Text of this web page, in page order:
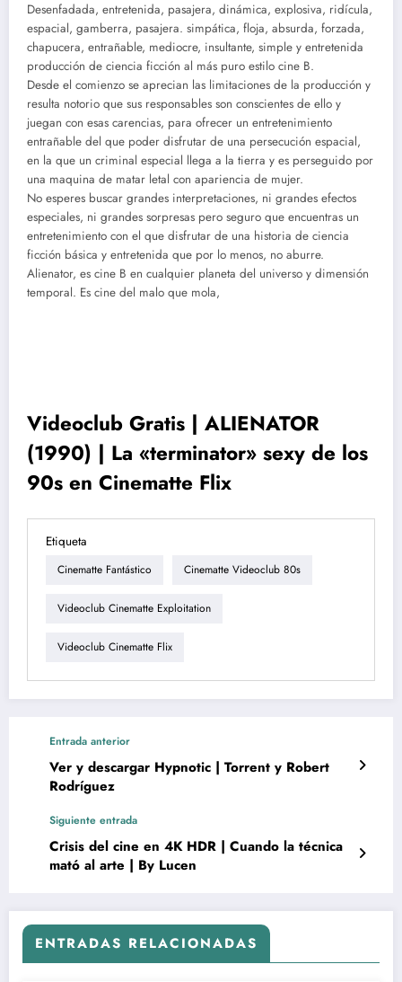
Desenfadada, entretenida, pasajera, dinámica, explosiva, ridícula,
espacial, gamberra, pasajera. simpática, floja, absurda, forzada,
chapucera, entrañable, mediocre, insultante, simple y entretenida
producción de ciencia ficción al más puro estilo cine B.
Desde el comienzo se aprecian las limitaciones de la producción y
resulta notorio que sus responsables son conscientes de ello y
juegan con esas carencias, para ofrecer un entretenimiento
entrañable del que poder disfrutar de una persecución espacial,
en la que un criminal especial llega a la tierra y es perseguido por
una maquina de matar letal con apariencia de mujer.
No esperes buscar grandes interpretaciones, ni grandes efectos
especiales, ni grandes sorpresas pero seguro que encuentras un
entretenimiento con el que disfrutar de una historia de ciencia
ficción básica y entretenida que por lo menos, no aburre.
Alienator, es cine B en cualquier planeta del universo y dimensión
temporal. Es cine del malo que mola,
Videoclub Gratis | ALIENATOR
(1990) | La «terminator» sexy de los
90s en Cinematte Flix
Etiqueta
Cinematte Fantástico Cinematte Videoclub 80s
Videoclub Cinematte Exploitation
Videoclub Cinematte Flix
Entrada anterior
Ver y descargar Hypnotic | Torrent y Robert
Rodríguez
Siguiente entrada
Crisis del cine en 4K HDR | Cuando la técnica
mató al arte | By Lucen
ENTRADAS RELACIONADAS